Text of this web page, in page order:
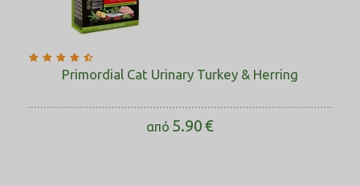
Primordial Cat Urinary Turkey & Herring
από 5.90€